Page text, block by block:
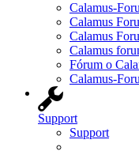
Calamus-
Calamus
Calamus
Calamus
Fórum o
Calamus-
Support
Support